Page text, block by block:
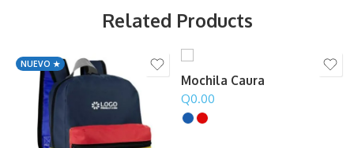
Related Products
NUEVO ★
Mochila Caura
Q0.00